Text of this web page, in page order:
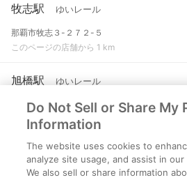
牧志駅 ゆいレール
那覇市牧志３-２７２-５
このページの店舗から 1 km
旭橋駅 ゆいレール
那覇市泉崎１-１０５
このページの店舗から 1.1 km
安里駅 ゆいレール
那覇市安里３８９-７
Do Not Sell or Share My
Information
The website uses cookies to
analyze site usage, and assist in
We also sell or share information